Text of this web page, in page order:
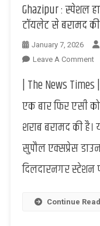
Ghazipur : स्पेशल
टॉयलेट से बरामद
January 7, 2026
Leave A CommentOn
:
गई
के
| The News
एक बार फिर एसी
शराब बरामद की है।
सुपौल एक्सप्रेस
दिलदारनगर स्टेशन
Continue